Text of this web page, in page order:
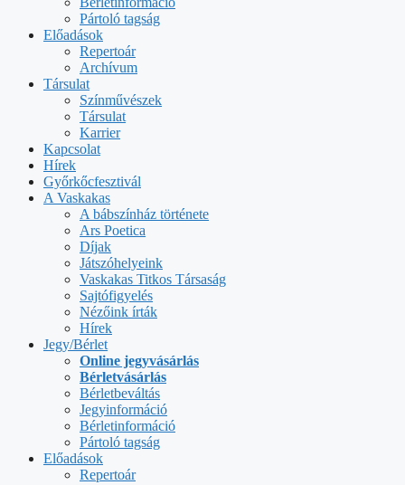
Pártoló tagság
Előadások
Repertoár
Archívum
Társulat
Színművészek
Társulat
Karrier
Kapcsolat
Hírek
Győrkőcfesztivál
A Vaskakas
A bábszínház története
Ars Poetica
Díjak
Játszóhelyeink
Vaskakas Titkos Társaság
Sajtófigyelés
Nézőink írták
Hírek
Jegy/Bérlet
Online jegyvásárlás
Bérletvásárlás
Bérletbeváltás
Jegyinformáció
Bérletinformáció
Pártoló tagság
Előadások
Repertoár